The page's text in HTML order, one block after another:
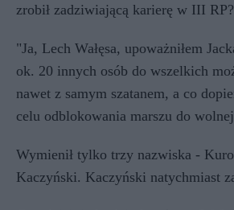
zrobił zadziwiającą karierę w III RP?
"Ja, Lech Wałęsa, upoważniłem
ok. 20 innych osób do wszelkich
nawet z samym szatanem, a co
celu odblokowania marszu do
Wymienił tylko trzy nazwiska -
Kaczyński. Kaczyński natychmiast